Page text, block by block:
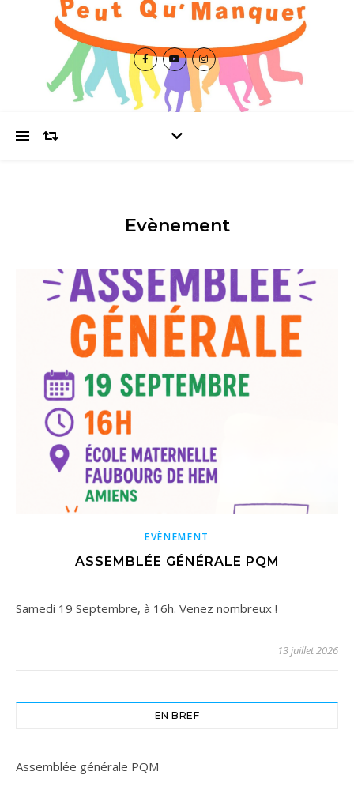
Evènement
EVÈNEMENT
ASSEMBLÉE GÉNÉRALE PQM
Samedi 19 Septembre, à 16h. Venez nombreux !
13 juillet 2026
EN BREF
Assemblée générale PQM